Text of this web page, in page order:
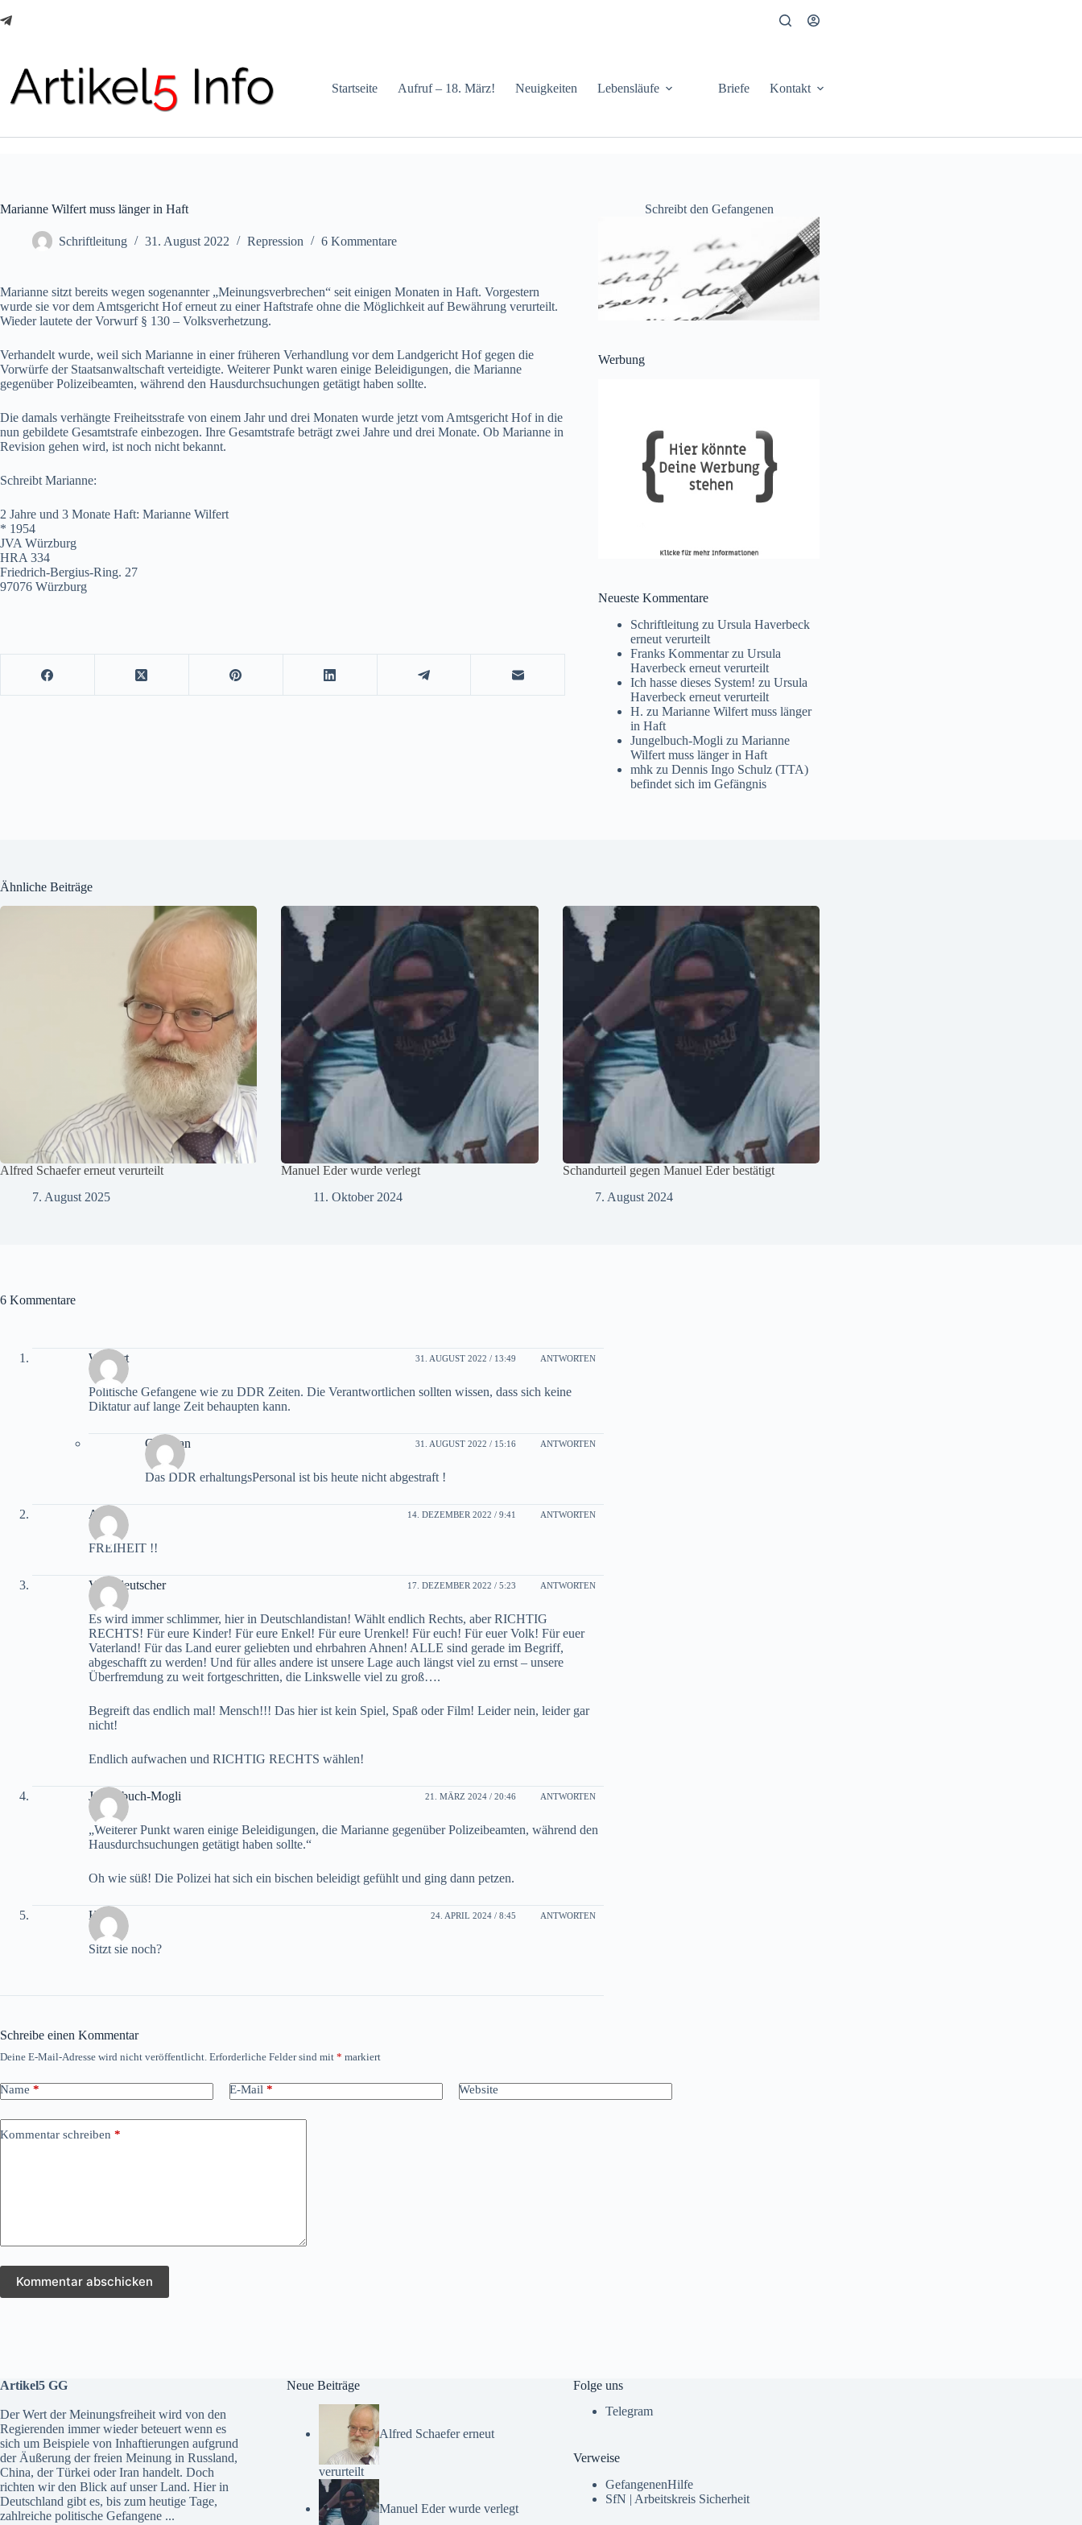
Inhalt
Startseite Aufruf – 18. März! Neuigkeiten Lebensläufe Briefe Kontakt
Marianne Wilfert muss länger in Haft
Schriftleitung 31. August 2022 Repression 6 Kommentare
Marianne sitzt bereits wegen sogenannter „Meinungsverbrechen“ seit einigen Monaten in Haft. Vorgestern
wurde sie vor dem Amtsgericht Hof erneut zu einer Haftstrafe ohne die Möglichkeit auf Bewährung verurteilt.
Wieder lautete der Vorwurf § 130 – Volksverhetzung.
Verhandelt wurde, weil sich Marianne in einer früheren Verhandlung vor dem Landgericht Hof gegen die
Vorwürfe der Staatsanwaltschaft verteidigte. Weiterer Punkt waren einige Beleidigungen, die Marianne
gegenüber Polizeibeamten, während den Hausdurchsuchungen getätigt haben sollte.
Die damals verhängte Freiheitsstrafe von einem Jahr und drei Monaten wurde jetzt vom Amtsgericht Hof in die
nun gebildete Gesamtstrafe einbezogen. Ihre Gesamtstrafe beträgt zwei Jahre und drei Monate. Ob Marianne in
Revision gehen wird, ist noch nicht bekannt.
Schreibt Marianne:
2 Jahre und 3 Monate Haft: Marianne Wilfert
* 1954
JVA Würzburg
HRA 334
Friedrich-Bergius-Ring. 27
97076 Würzburg
Schreibt den Gefangenen
Werbung
Neueste Kommentare
Schriftleitung zuUrsula Haverbeck
erneut verurteilt
Franks KommentarzuUrsula
Haverbeck erneut verurteilt
Ich hasse dieses System! zuUrsula
Haverbeck erneut verurteilt
H. zuMarianne Wilfert muss länger
in Haft
Jungelbuch-Mogli zuMarianne
Wilfert muss länger in Haft
mhk zuDennis Ingo Schulz (TTA)
befindet sich im Gefängnis
Ähnliche Beiträge
Alfred Schaefer erneut verurteilt
7. August 2025
Manuel Eder wurde verlegt
11. Oktober 2024
Schandurteil gegen Manuel Eder bestätigt
7. August 2024
6 Kommentare
Wigbert 31. AUGUST 2022 / 13:49 ANTWORTEN
Politische Gefangene wie zu DDR Zeiten. Die Verantwortlichen sollten wissen, dass sich keine
Diktatur auf lange Zeit behaupten kann.
Christian 31. AUGUST 2022 / 15:16 ANTWORTEN
Das DDR erhaltungsPersonal ist bis heute nicht abgestraft !
ANB 14. DEZEMBER 2022 / 9:41 ANTWORTEN
FREIHEIT !!
Volksdeutscher 17. DEZEMBER 2022 / 5:23 ANTWORTEN
Es wird immer schlimmer, hier in Deutschlandistan! Wählt endlich Rechts, aber RICHTIG
RECHTS! Für eure Kinder! Für eure Enkel! Für eure Urenkel! Für euch! Für euer Volk! Für euer
Vaterland! Für das Land eurer geliebten und ehrbahren Ahnen! ALLE sind gerade im Begriff,
abgeschafft zu werden! Und für alles andere ist unsere Lage auch längst viel zu ernst – unsere
Überfremdung zu weit fortgeschritten, die Linkswelle viel zu groß….
Begreift das endlich mal! Mensch!!! Das hier ist kein Spiel, Spaß oder Film! Leider nein, leider gar
nicht!
Endlich aufwachen und RICHTIG RECHTS wählen!
Jungelbuch-Mogli 21. MÄRZ 2024 / 20:46 ANTWORTEN
„Weiterer Punkt waren einige Beleidigungen, die Marianne gegenüber Polizeibeamten, während den
Hausdurchsuchungen getätigt haben sollte.“
Oh wie süß! Die Polizei hat sich ein bischen beleidigt gefühlt und ging dann petzen.
H. 24. APRIL 2024 / 8:45 ANTWORTEN
Sitzt sie noch?
Schreibe einen Kommentar
Deine E-Mail-Adresse wird nicht veröffentlicht. Erforderliche Felder sind mit * markiert
Name * E-Mail * Website
Kommentar schreiben *
Kommentar abschicken
Artikel5 GG
Der Wert der Meinungsfreiheit wird von den
Regierenden immer wieder beteuert wenn es
sich um Beispiele von Inhaftierungen aufgrund
der Äußerung der freien Meinung in Russland,
China, der Türkei oder Iran handelt. Doch
richten wir den Blick auf unser Land. Hier in
Deutschland gibt es, bis zum heutige Tage,
zahlreiche politische Gefangene ...
Neue Beiträge
Alfred Schaefer erneut
verurteilt
Manuel Eder wurde verlegt
Folge uns
Telegram
Verweise
GefangenenHilfe
SfN | Arbeitskreis Sicherheit